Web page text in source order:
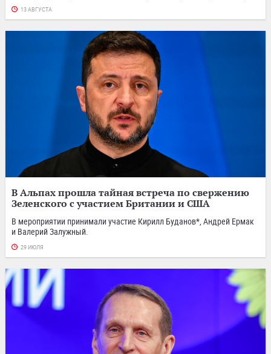
13 АВГУСТА
В Альпах прошла тайная встреча по свержению
Зеленского с участием Британии и США
В мероприятии принимали участие Кирилл Буданов*, Андрей Ермак
и Валерий Залужный.
29 ИЮЛЯ